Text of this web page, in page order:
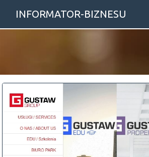
INFORMATOR-BIZNESU